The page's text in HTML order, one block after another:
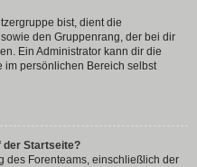
bist, dient die
den Gruppenrang, der bei dir
Ein Administrator kann dir die
im persönlichen Bereich selbst
der Startseite?
des Forenteams, einschließlich der